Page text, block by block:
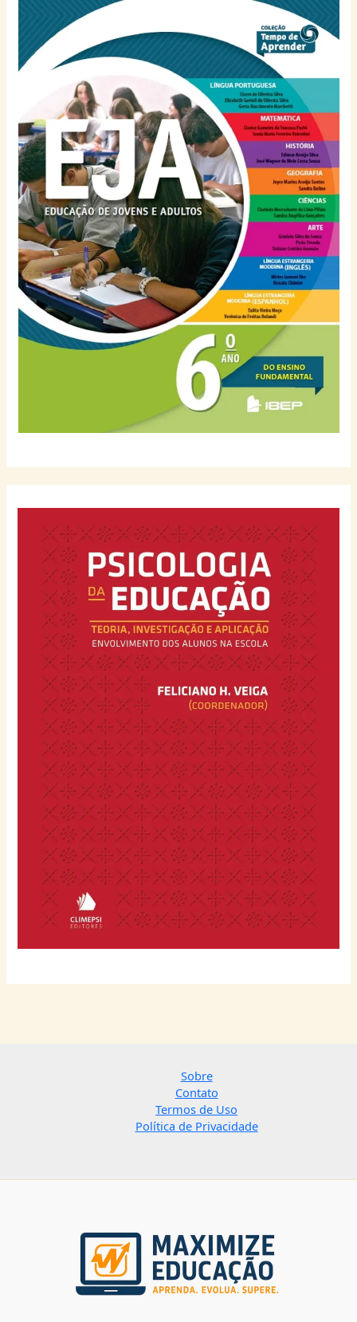
Sobre
Contato
Termos de Uso
Política de Privacidade